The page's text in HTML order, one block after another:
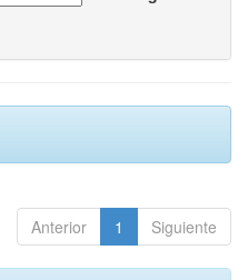
Anterior 1 Siguiente